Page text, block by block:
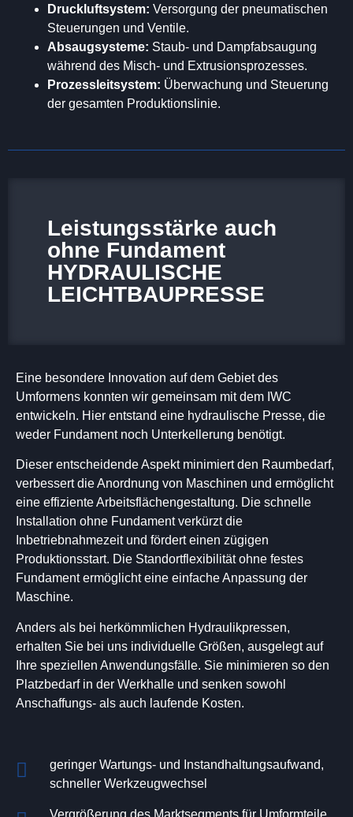
Druckluftsystem: Versorgung der pneumatischen
Steuerungen und Ventile.
Absaugsysteme: Staub- und Dampfabsaugung
während des Misch- und Extrusionsprozesses.
Prozessleitsystem: Überwachung und Steuerung
der gesamten Produktionslinie.
Leistungsstärke auch
ohne Fundament
HYDRAULISCHE
LEICHTBAUPRESSE
Eine besondere Innovation auf dem Gebiet des
Umformens konnten wir gemeinsam mit dem IWC
entwickeln. Hier entstand eine hydraulische Presse, die
weder Fundament noch Unterkellerung benötigt.
Dieser entscheidende Aspekt minimiert den Raumbedarf,
verbessert die Anordnung von Maschinen und ermöglicht
eine effiziente Arbeitsflächengestaltung. Die schnelle
Installation ohne Fundament verkürzt die
Inbetriebnahmezeit und fördert einen zügigen
Produktionsstart. Die Standortflexibilität ohne festes
Fundament ermöglicht eine einfache Anpassung der
Maschine.
Anders als bei herkömmlichen Hydraulikpressen,
erhalten Sie bei uns individuelle Größen, ausgelegt auf
Ihre speziellen Anwendungsfälle. Sie minimieren so den
Platzbedarf in der Werkhalle und senken sowohl
Anschaffungs- als auch laufende Kosten.
geringer Wartungs- und Instandhaltungsaufwand,
schneller Werkzeugwechsel